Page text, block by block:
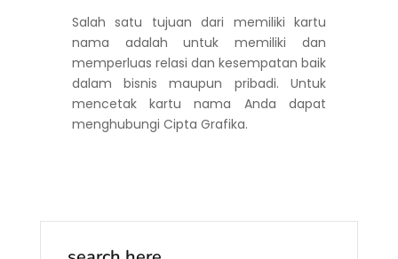
Salah satu tujuan dari memiliki kartu
nama adalah untuk memiliki dan
memperluas relasi dan kesempatan baik
dalam bisnis maupun pribadi. Untuk
mencetak kartu nama Anda dapat
menghubungi Cipta Grafika.